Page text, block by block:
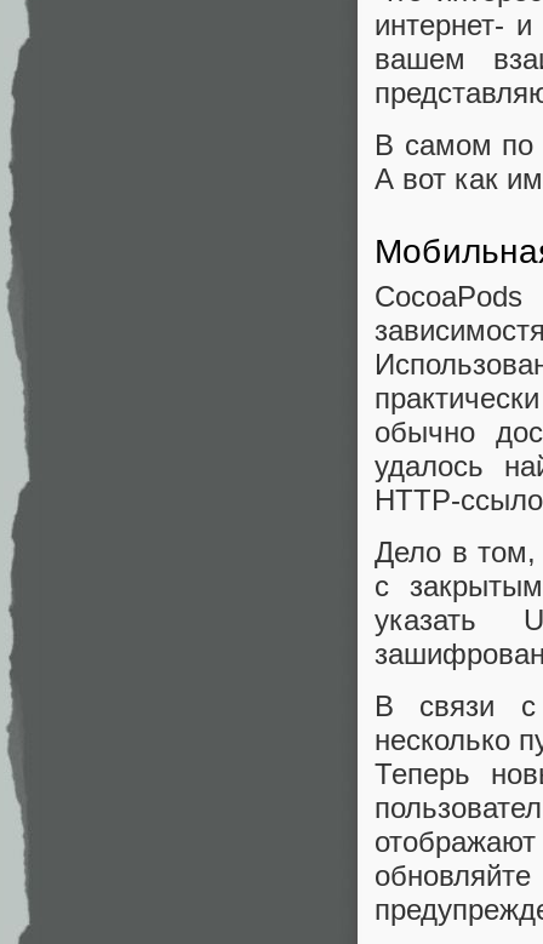
интернет-
вашем
В самом по
А вот как
обычно
удалось
HTTP-
Дело в том,
с
указать
В связи с
несколько
Теперь